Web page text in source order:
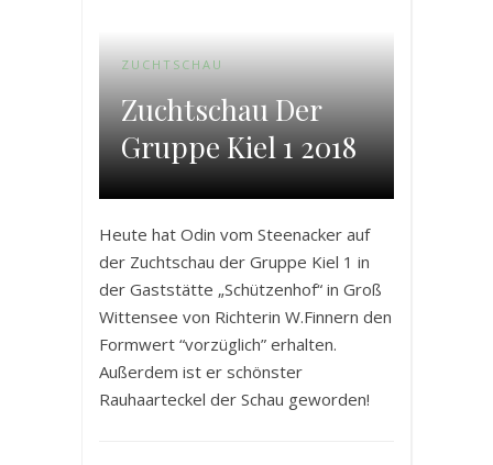
ZUCHTSCHAU
Zuchtschau Der
Gruppe Kiel 1 2018
Heute hat Odin vom Steenacker auf
der Zuchtschau der Gruppe Kiel 1 in
der Gaststätte „Schützenhof“ in Groß
Wittensee von Richterin W.Finnern den
Formwert “vorzüglich” erhalten.
Außerdem ist er schönster
Rauhaarteckel der Schau geworden!